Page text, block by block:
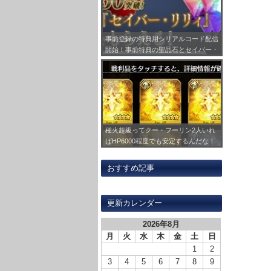
事前登録の特典用シリアルコード配信
開始！事前特典の聖晶石とセイバー・
リリィの受け取り方法をまとめてみ
た！
種火超級ってクー・フーリン2人いれ
ばHP6000程度でも安定するんだな！
周回可能で助かるｗｗ
おすすめ記事
更新カレンダー
2026年8月
月
火 水 木 金 土
日
1
2
3
4 5 6 7 8
9